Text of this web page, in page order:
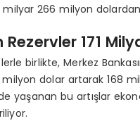
milyar 266 milyon
Rezervler 171
birlikte, Merkez
dolar artarak 168
yaşanan bu artışlar